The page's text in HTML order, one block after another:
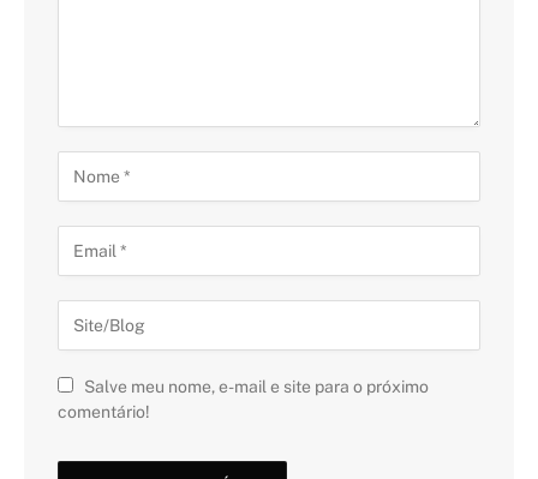
Salve meu nome, e-mail e site para o próximo
comentário!